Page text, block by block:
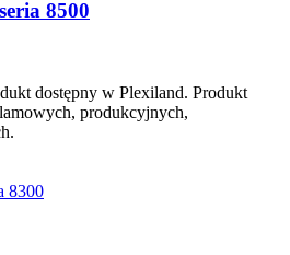
8500
dostępny w Plexiland. Produkt
produkcyjnych,